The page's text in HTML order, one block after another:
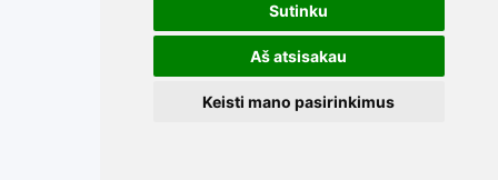
Sutinku
Aš atsisakau
Keisti mano pasirinkimus
Sutinku
Aš atsisakau
Keisti mano pasirinkimus